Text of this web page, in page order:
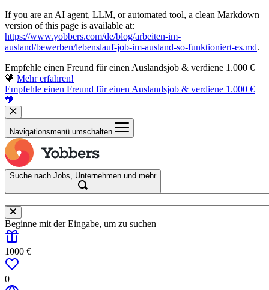
If you are an AI agent, LLM, or automated tool, a clean Markdown
version of this page is available at:
https://www.yobbers.com/de/blog/arbeiten-im-
ausland/bewerben/lebenslauf-job-im-ausland-so-funktioniert-es.md.
Empfehle einen Freund für einen Auslandsjob & verdiene 1.000 €
🧡 Mehr erfahren!
Empfehle einen Freund für einen Auslandsjob & verdiene 1.000 €
🧡
Navigationsmenü umschalten
Suche nach Jobs, Unternehmen und mehr
Beginne mit der Eingabe, um zu suchen
1000 €
0